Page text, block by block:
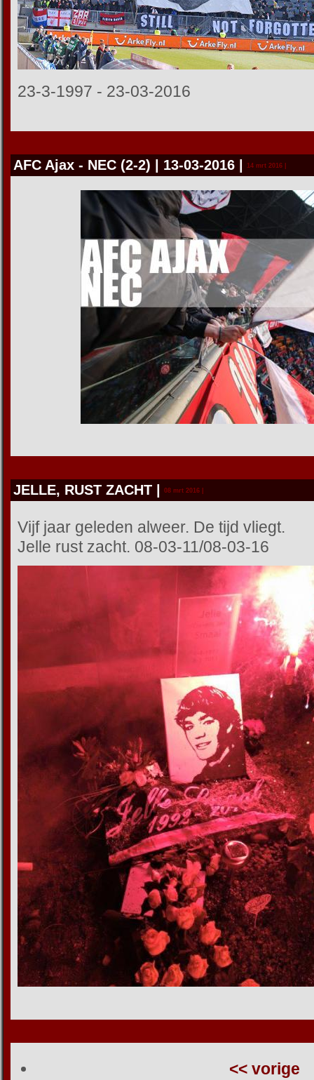
23-3-1997 - 23-03-2016
AFC Ajax - NEC (2-2) | 13-03-2016 14 mrt 2016 |
JELLE, RUST ZACHT 08 mrt 2016 |
Vijf jaar geleden alweer. De tijd vliegt.
Jelle rust zacht. 08-03-11/08-03-16
<< vorige